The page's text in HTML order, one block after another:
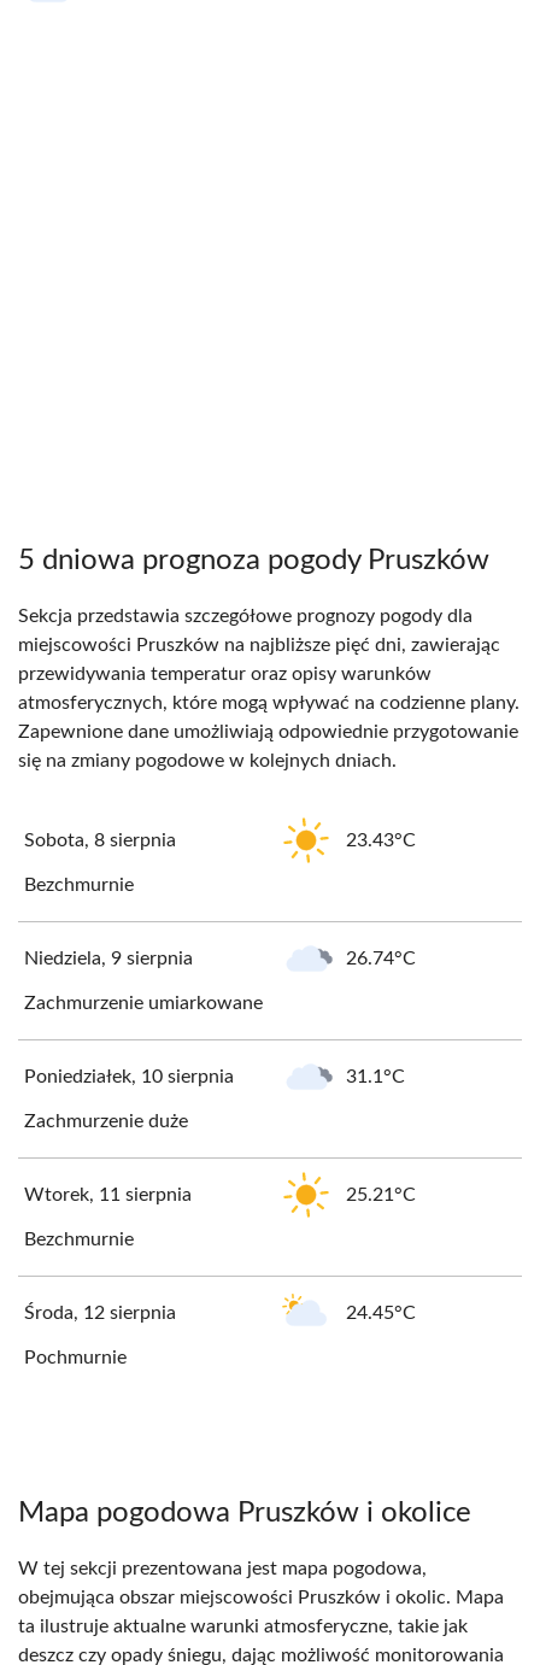
5 dniowa prognoza pogody Pruszków
Sekcja przedstawia szczegółowe prognozy pogody dla
miejscowości Pruszków na najbliższe pięć dni, zawierając
przewidywania temperatur oraz opisy warunków
atmosferycznych, które mogą wpływać na codzienne plany.
Zapewnione dane umożliwiają odpowiednie przygotowanie
się na zmiany pogodowe w kolejnych dniach.
Sobota, 8 sierpnia 23.43°C
Bezchmurnie
Niedziela, 9 sierpnia 26.74°C
Zachmurzenie umiarkowane
Poniedziałek, 10 sierpnia 31.1°C
Zachmurzenie duże
Wtorek, 11 sierpnia 25.21°C
Bezchmurnie
Środa, 12 sierpnia 24.45°C
Pochmurnie
Mapa pogodowa Pruszków i okolice
W tej sekcji prezentowana jest mapa pogodowa,
obejmująca obszar miejscowości Pruszków i okolic. Mapa
ta ilustruje aktualne warunki atmosferyczne, takie jak
deszcz czy opady śniegu, dając możliwość monitorowania